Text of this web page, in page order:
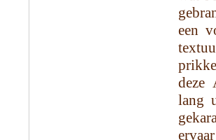
een
deze
lang